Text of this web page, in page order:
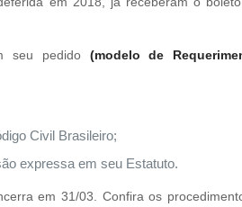
seu pedido (modelo de
Civil Brasileiro;
expressa em seu Estatuto.
em 31/03. Confira os